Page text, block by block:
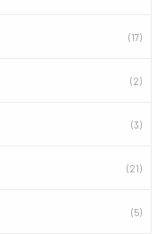
(17)
(2)
(3)
(21)
(5)